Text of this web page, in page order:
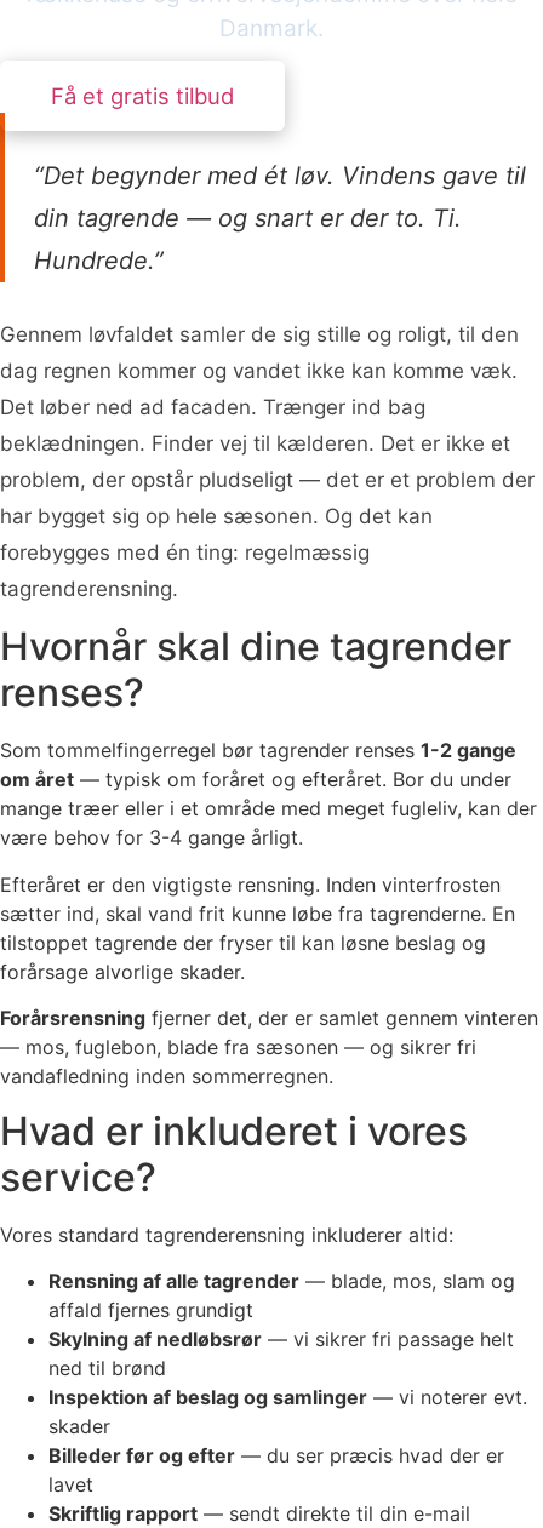
Danmark.
Få et gratis tilbud
“Det begynder med ét løv. Vindens gave til
din tagrende — og snart er der to. Ti.
Hundrede.”
Gennem løvfaldet samler de sig stille og roligt, til den
dag regnen kommer og vandet ikke kan komme væk.
Det løber ned ad facaden. Trænger ind bag
beklædningen. Finder vej til kælderen. Det er ikke et
problem, der opstår pludseligt — det er et problem der
har bygget sig op hele sæsonen. Og det kan
forebygges med én ting: regelmæssig
tagrenderensning.
Hvornår skal dine tagrender
renses?
Som tommelfingerregel bør tagrender renses 1-2 gange
om året — typisk om foråret og efteråret. Bor du under
mange træer eller i et område med meget fugleliv, kan der
være behov for 3-4 gange årligt.
Efteråret er den vigtigste rensning. Inden vinterfrosten
sætter ind, skal vand frit kunne løbe fra tagrenderne. En
tilstoppet tagrende der fryser til kan løsne beslag og
forårsage alvorlige skader.
Forårsrensning fjerner det, der er samlet gennem vinteren
— mos, fuglebon, blade fra sæsonen — og sikrer fri
vandafledning inden sommerregnen.
Hvad er inkluderet i vores
service?
Vores standard tagrenderensning inkluderer altid:
Rensning af alle tagrender — blade, mos, slam og
affald fjernes grundigt
Skylning af nedløbsrør — vi sikrer fri passage helt
ned til brønd
Inspektion af beslag og samlinger — vi noterer evt.
skader
Billeder før og efter — du ser præcis hvad der er
lavet
Skriftlig rapport — sendt direkte til din e-mail